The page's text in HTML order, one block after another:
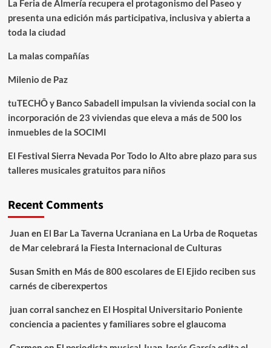
La Feria de Almería recupera el protagonismo del Paseo y
presenta una edición más participativa, inclusiva y abierta a
toda la ciudad
La malas compañías
Milenio de Paz
tuTECHÔ y Banco Sabadell impulsan la vivienda social con la
incorporación de 23 viviendas que eleva a más de 500 los
inmuebles de la SOCIMI
El Festival Sierra Nevada Por Todo lo Alto abre plazo para sus
talleres musicales gratuitos para niños
Recent Comments
Juan en El Bar La Taverna Ucraniana en La Urba de Roquetas
de Mar celebrará la Fiesta Internacional de Culturas
Susan Smith en Más de 800 escolares de El Ejido reciben sus
carnés de ciberexpertos
juan corral sanchezen El Hospital Universitario Poniente
conciencia a pacientes y familiares sobre el glaucoma